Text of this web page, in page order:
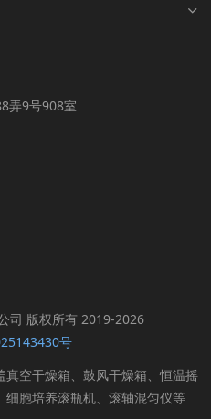
弄9号908室
司 版权所有 2019-2026
号
空干燥箱、鼓风干燥箱、恒温摇
胞培养滚瓶机、滚轴混匀仪等